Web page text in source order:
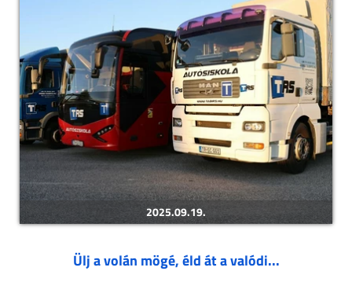
2025.09.19.
Ülj a volán mögé, éld át a valódi...